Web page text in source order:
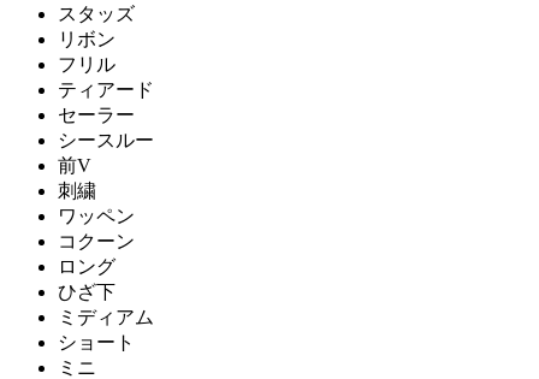
スタッズ
リボン
フリル
ティアード
セーラー
シースルー
前V
刺繍
ワッペン
コクーン
ロング
ひざ下
ミディアム
ショート
ミニ